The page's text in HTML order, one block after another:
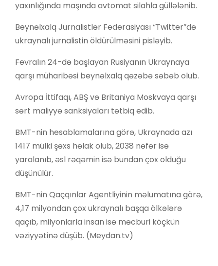
yaxınlığında maşında avtomat silahla güllələnib.
Beynəlxalq Jurnalistlər Federasiyası “Twitter”də
ukraynalı jurnalistin öldürülməsini pisləyib.
Fevralın 24-də başlayan Rusiyanın Ukraynaya
qarşı müharibəsi beynəlxalq qəzəbə səbəb olub.
Avropa İttifaqı, ABŞ və Britaniya Moskvaya qarşı
sərt maliyyə sanksiyaları tətbiq edib.
BMT-nin hesablamalarına görə, Ukraynada azı
1417 mülki şəxs həlak olub, 2038 nəfər isə
yaralanıb, əsl rəqəmin isə bundan çox olduğu
düşünülür.
BMT-nin Qaçqınlar Agentliyinin məlumatına görə,
4,17 milyondan çox ukraynalı başqa ölkələrə
qaçıb, milyonlarla insan isə məcburi köçkün
vəziyyətinə düşüb. (Meydan.tv)